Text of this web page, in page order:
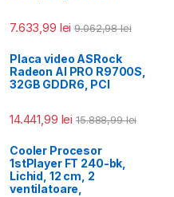
7.633,99 lei 9.062,98lei
Placa video ASRock
Radeon AI PRO R9700S,
32GB GDDR6, PCI
14.441,99 lei 15.888,99lei
Cooler Procesor
1stPlayer FT 240-bk,
Lichid, 12 cm, 2
ventilatoare,